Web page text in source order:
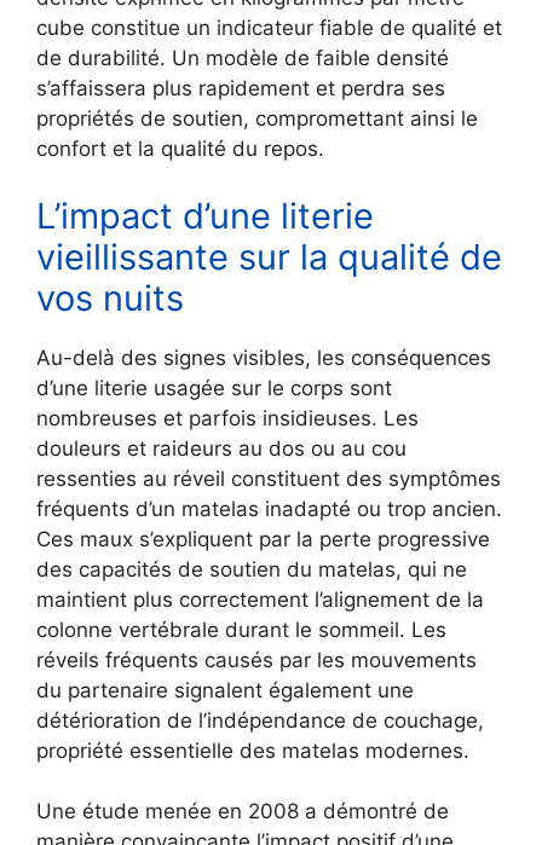
cube constitue un indicateur fiable de qualité et
de durabilité. Un modèle de faible densité
s’affaissera plus rapidement et perdra ses
propriétés de soutien, compromettant ainsi le
confort et la qualité du repos.
L’impact d’une literie
vieillissante sur la qualité de
vos nuits
Au-delà des signes visibles, les conséquences
d’une literie usagée sur le corps sont
nombreuses et parfois insidieuses. Les
douleurs et raideurs au dos ou au cou
ressenties au réveil constituent des symptômes
fréquents d’un matelas inadapté ou trop ancien.
Ces maux s’expliquent par la perte progressive
des capacités de soutien du matelas, qui ne
maintient plus correctement l’alignement de la
colonne vertébrale durant le sommeil. Les
réveils fréquents causés par les mouvements
du partenaire signalent également une
détérioration de l’indépendance de couchage,
propriété essentielle des matelas modernes.
Une étude menée en 2008 a démontré de